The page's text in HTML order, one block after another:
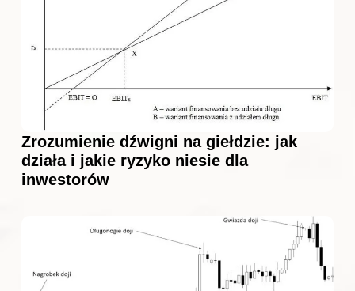
Zrozumienie dźwigni na giełdzie: jak
działa i jakie ryzyko niesie dla
inwestorów